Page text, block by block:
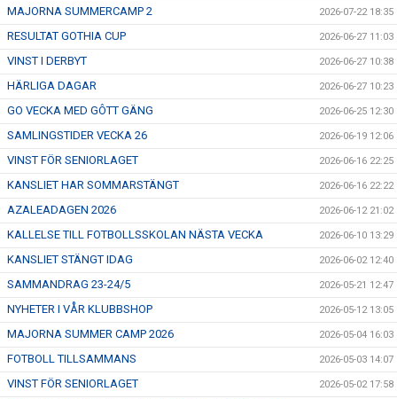
MAJORNA SUMMERCAMP 2 2026-07-22 18:35
RESULTAT GOTHIA CUP 2026-06-27 11:03
VINST I DERBYT 2026-06-27 10:38
HÄRLIGA DAGAR 2026-06-27 10:23
GO VECKA MED GÔTT GÄNG 2026-06-25 12:30
SAMLINGSTIDER VECKA 26 2026-06-19 12:06
VINST FÖR SENIORLAGET 2026-06-16 22:25
KANSLIET HAR SOMMARSTÄNGT 2026-06-16 22:22
AZALEADAGEN 2026 2026-06-12 21:02
KALLELSE TILL FOTBOLLSSKOLAN NÄSTA VECKA 2026-06-10 13:29
KANSLIET STÄNGT IDAG 2026-06-02 12:40
SAMMANDRAG 23-24/5 2026-05-21 12:47
NYHETER I VÅR KLUBBSHOP 2026-05-12 13:05
MAJORNA SUMMER CAMP 2026 2026-05-04 16:03
FOTBOLL TILLSAMMANS 2026-05-03 14:07
VINST FÖR SENIORLAGET 2026-05-02 17:58